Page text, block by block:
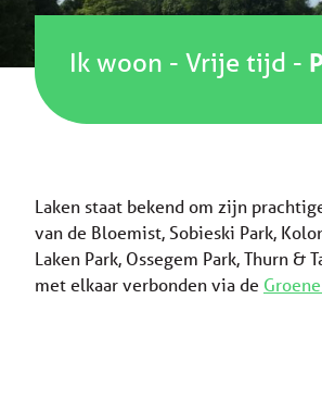
Ik woon - Vrije tijd -
Laken staat bekend om zijn
van de Bloemist, Sobieski Park,
Laken Park, Ossegem Park, Thurn &
met elkaar verbonden via de